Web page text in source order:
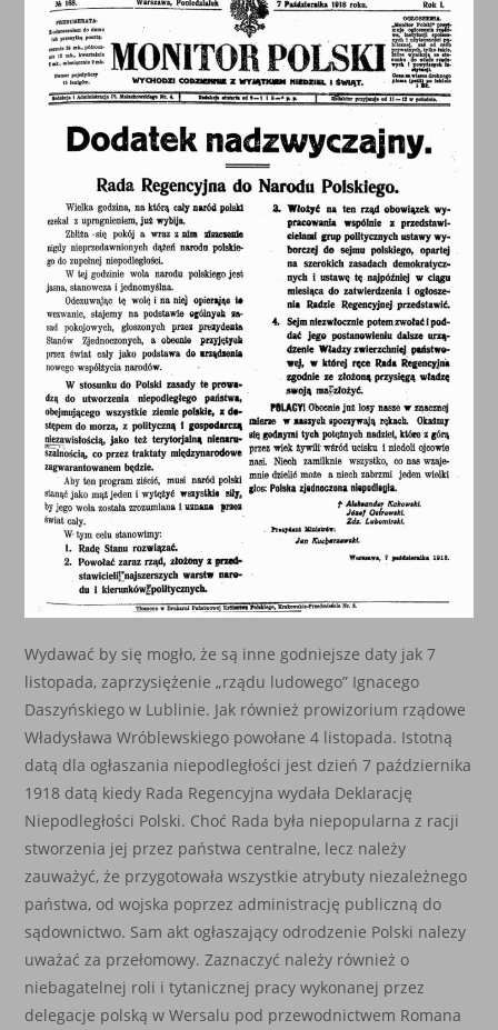
Wydawać by się mogło, że są inne godniejsze daty jak 7
listopada, zaprzysiężenie „rządu ludowego” Ignacego
Daszyńskiego w Lublinie. Jak również prowizorium rządowe
Władysława Wróblewskiego powołane 4 listopada. Istotną
datą dla ogłaszania niepodległości jest dzień 7 października
1918 datą kiedy Rada Regencyjna wydała Deklarację
Niepodległości Polski. Choć Rada była niepopularna z racji
stworzenia jej przez państwa centralne, lecz należy
zauważyć, że przygotowała wszystkie atrybuty niezależnego
państwa, od wojska poprzez administrację publiczną do
sądownictwo. Sam akt ogłaszający odrodzenie Polski nalezy
uważać za przełomowy. Zaznaczyć należy również o
niebagatelnej roli i tytanicznej pracy wykonanej przez
delegacje polską w Wersalu pod przewodnictwem Romana